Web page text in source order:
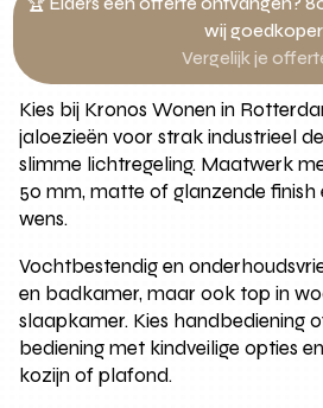
wij
Vergelijk je
Kies bij Kronos Wonen in
jaloezieën voor strak industrieel
slimme lichtregeling. Maatwerk
50 mm, matte of glanzende
wens.
Vochtbestendig en
en badkamer, maar ook top in
slaapkamer. Kies handbediening
bediening met kindveilige opties
kozijn of plafond.